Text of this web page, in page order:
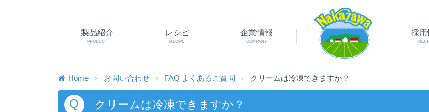
製品紹介
PRODUCT
レシピ
RECIPE
企業情報
COMPANY
採用
Home お問い合わせ FAQ よくあるご質問 クリームは冷凍できますか？
Q クリームは冷凍できますか？